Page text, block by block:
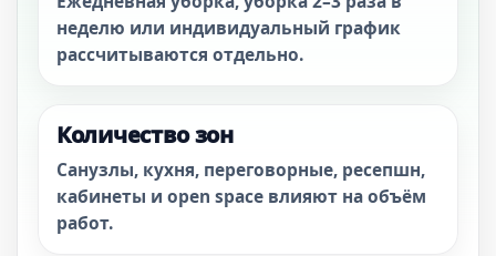
неделю или индивидуальный график
рассчитываются отдельно.
Количество зон
Санузлы, кухня, переговорные, ресепшн,
кабинеты и open space влияют на объём
работ.